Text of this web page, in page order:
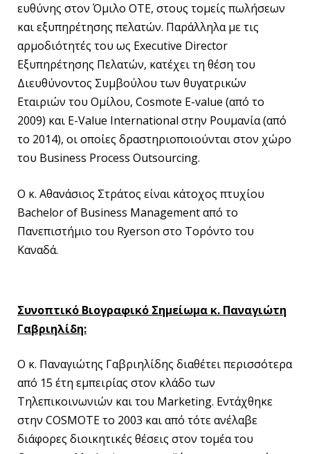
ευθύνης στον Όμιλο ΟΤΕ, στους τομείς πωλήσεων
και εξυπηρέτησης πελατών. Παράλληλα με τις
αρμοδιότητές του ως Executive Director
Εξυπηρέτησης Πελατών, κατέχει τη θέση του
Διευθύνοντος Συμβούλου των θυγατρικών
Εταιριών του Ομίλου, Cosmote E-value (από το
2009) και E-Value International στην Ρουμανία (από
το 2014), οι οποίες δραστηριοποιούνται στον χώρο
του Business Process Outsourcing.
Ο κ. Αθανάσιος Στράτος είναι κάτοχος πτυχίου
Bachelor of Business Management από το
Πανεπιστήμιο του Ryerson στο Τορόντο του
Καναδά.
Συνοπτικό Βιογραφικό Σημείωμα κ. Παναγιώτη
Γαβριηλίδη:
Ο κ. Παναγιώτης Γαβριηλίδης διαθέτει περισσότερα
από 15 έτη εμπειρίας στον κλάδο των
Τηλεπικοινωνιών και του Marketing. Εντάχθηκε
στην COSMOTE το 2003 και από τότε ανέλαβε
διάφορες διοικητικές θέσεις στον τομέα του